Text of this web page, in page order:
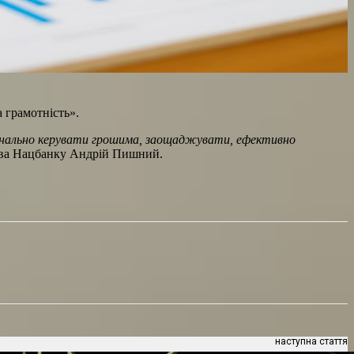
керувати грошима, заощаджувати, ефективно
Нацбанку Андрій Пишний.
наступна стаття